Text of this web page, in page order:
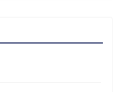
プロフィール